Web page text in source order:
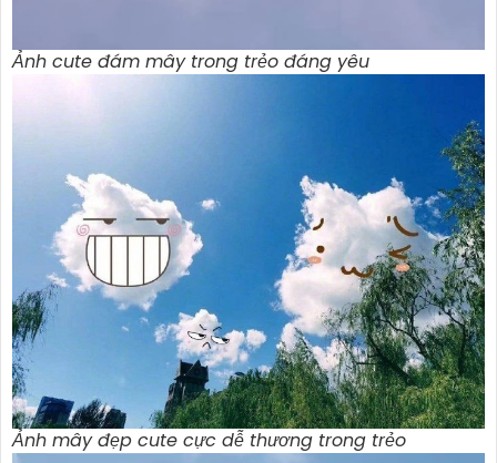
Ảnh cute đám mây trong trẻo đáng yêu
Ảnh mây đẹp cute cực dễ thương trong trẻo